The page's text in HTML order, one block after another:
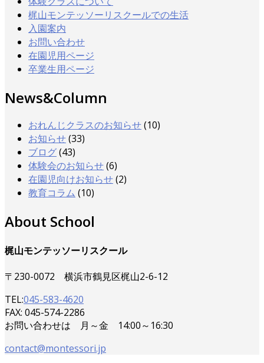
梶山モンテッソーリスクールでの生活
入園案内
お問い合わせ
在園児用ページ
卒業生用ページ
News&Column
おれんじクラスのお知らせ(10)
お知らせ(33)
ブログ(43)
体験会のお知らせ(6)
在園児向けお知らせ(2)
教育コラム (10)
About School
梶山モンテッソーリスクール
〒230-0072 横浜市鶴見区梶山2-6-12
TEL:045-583-4620
FAX: 045-574-2286
お問い合わせは 月～金 14:00～16:30
contact@montessori.jp